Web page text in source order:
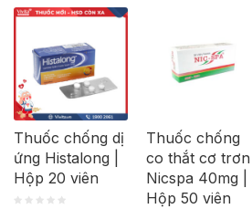
Thuốc chống dị
ứng Histalong |
Hộp 20 viên
Thuốc chống
co thắt cơ trơn
Nicspa 40mg |
Hộp 50 viên